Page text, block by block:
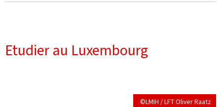
Etudier au Luxembourg
©LMIH / LFT Oliver Raatz